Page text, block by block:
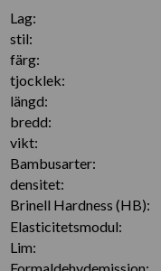
Lag:
stil:
färg:
tjocklek:
längd:
bredd:
vikt:
Bambusarter:
densitet:
Brinell Hardness (HB):
Elasticitetsmodul:
Lim: